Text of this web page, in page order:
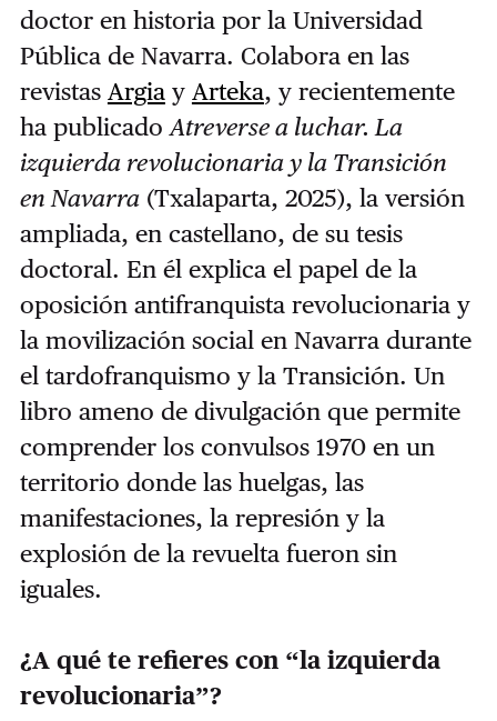
doctor en historia por la Universidad
Pública de Navarra. Colabora en las
revistas Argiay Arteka, y recientemente
ha publicado Atreverse a luchar. La
izquierda revolucionaria y la Transición
en Navarra(Txalaparta, 2025), la versión
ampliada, en castellano, de su tesis
doctoral. En él explica el papel de la
oposición antifranquista revolucionaria y
la movilización social en Navarra durante
el tardofranquismo y la Transición. Un
libro ameno de divulgación que permite
comprender los convulsos 1970 en un
territorio donde las huelgas, las
manifestaciones, la represión y la
explosión de la revuelta fueron sin
iguales.
¿A qué te refieres con “la izquierda
revolucionaria”?